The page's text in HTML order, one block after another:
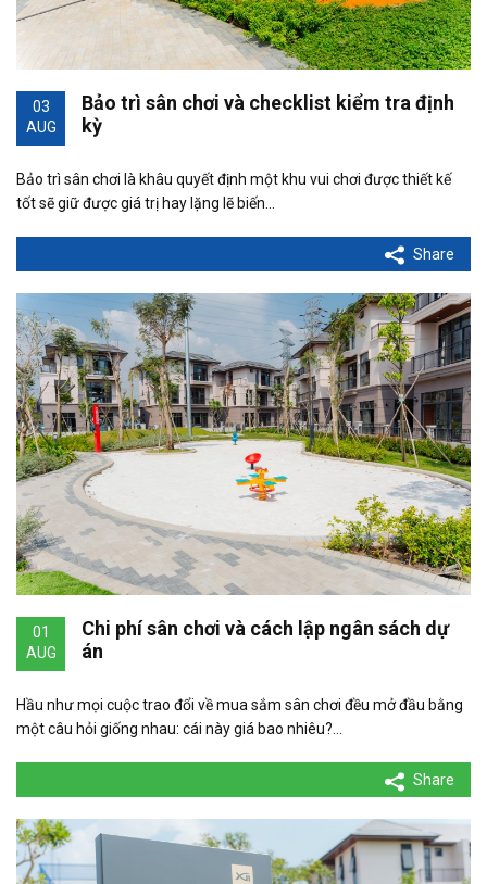
03
AUG
Bảo trì sân chơi và checklist kiểm tra định
kỳ
Bảo trì sân chơi là khâu quyết định một khu vui chơi được thiết kế
tốt sẽ giữ được giá trị hay lặng lẽ biến…
Share
01
AUG
Chi phí sân chơi và cách lập ngân sách dự
án
Hầu như mọi cuộc trao đổi về mua sắm sân chơi đều mở đầu bằng
một câu hỏi giống nhau: cái này giá bao nhiêu?…
Share